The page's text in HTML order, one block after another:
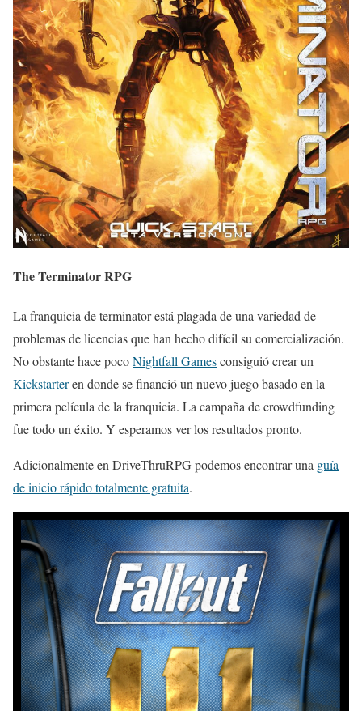
The Terminator RPG
La franquicia de terminator está plagada de una variedad de
problemas de licencias que han hecho difícil su comercialización.
No obstante hace pocoNightfall Gamesconsiguió crear un
Kickstarteren donde se financió un nuevo juego basado en la
primera película de la franquicia. La campaña de crowdfunding
fue todo un éxito. Y esperamos ver los resultados pronto.
Adicionalmente en DriveThruRPG podemos encontrar una guía
de inicio rápido totalmente gratuita.